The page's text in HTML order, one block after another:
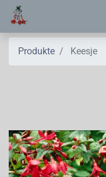
Produkte Keesje